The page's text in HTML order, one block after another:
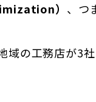
） 、つ
の工務店が3